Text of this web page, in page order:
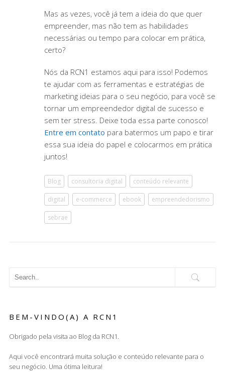
Mas as vezes, você já tem a ideia do que quer
empreender, mas não tem as habilidades
necessárias ou tempo para colocar em prática,
certo?
Nós da RCN1 estamos aqui para isso! Podemos
te ajudar com as ferramentas e estratégias de
marketing ideias para o seu negócio, para você se
tornar um empreendedor digital de sucesso e
sem ter stress. Deixe toda essa parte conosco!
Entre em contato para batermos um papo e tirar
essa sua ideia do papel e colocarmos em prática
juntos!
Blog consultoria digital conteúdo relevante
digital e-commerce ebook empreendedorismo
sebrae
BEM-VINDO(A) A RCN1
Obrigado pela visita ao Blog da RCN1.
Aqui você encontrará muita solução e conteúdo relevante para o
seu negócio. Uma ótima leitura!